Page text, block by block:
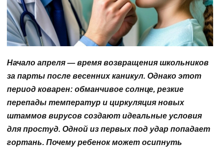
Начало апреля — время возвращения школьников
за парты после весенних каникул. Однако этот
период коварен: обманчивое солнце, резкие
перепады температур и циркуляция новых
штаммов вирусов создают идеальные условия
для простуд. Одной из первых под удар попадает
гортань. Почему ребенок может осипнуть